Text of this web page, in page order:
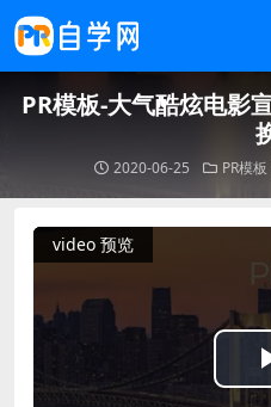
PR模板-大气酷炫电影
2020-06-25 PR模板
video 预览